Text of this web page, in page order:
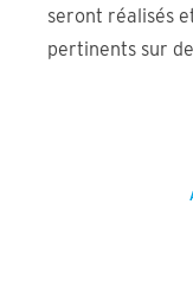
seront réalisés
pertinents sur